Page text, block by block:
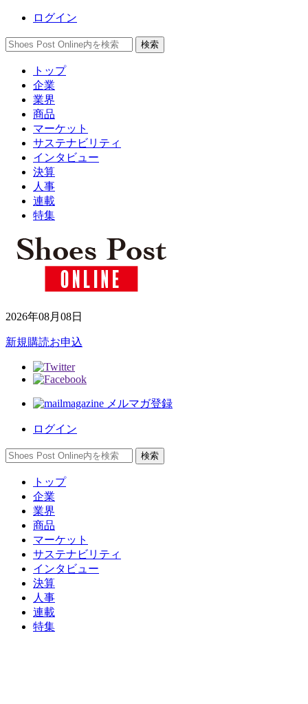
ログイン
トップ
企業
業界
商品
マーケット
サステナビリティ
インタビュー
決算
人事
連載
特集
2026年08月08日
新規購読お申込
メルマガ登録
ログイン
トップ
企業
業界
商品
マーケット
サステナビリティ
インタビュー
決算
人事
連載
特集